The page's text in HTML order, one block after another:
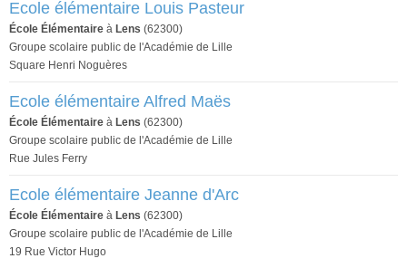
Ecole élémentaire Louis Pasteur
École Élémentaire à Lens (62300)
Groupe scolaire public de l'Académie de Lille
Square Henri Noguères
Ecole élémentaire Alfred Maës
École Élémentaire à Lens (62300)
Groupe scolaire public de l'Académie de Lille
Rue Jules Ferry
Ecole élémentaire Jeanne d'Arc
École Élémentaire à Lens (62300)
Groupe scolaire public de l'Académie de Lille
19 Rue Victor Hugo